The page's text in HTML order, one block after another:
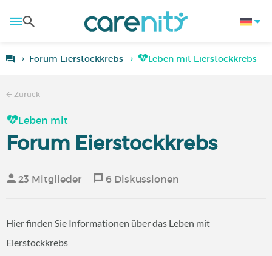
Forum Eierstockkrebs Leben mit Eierstockkrebs
Zurück
Leben mit
Forum Eierstockkrebs
23 Mitglieder 6 Diskussionen
Hier finden Sie Informationen über das Leben mit
Eierstockkrebs